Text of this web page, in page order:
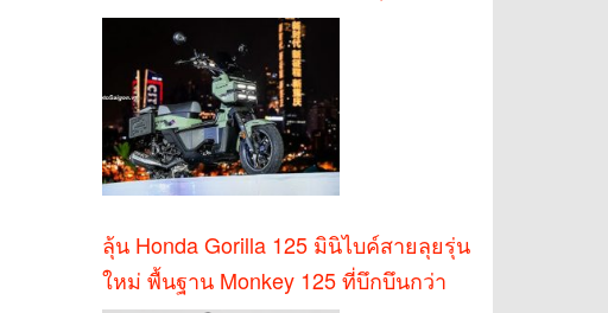
ลุ้น Honda Gorilla 125 มินิไบค์สายลุยรุ่น
ใหม่ พื้นฐาน Monkey 125 ที่บึกบึนกว่า